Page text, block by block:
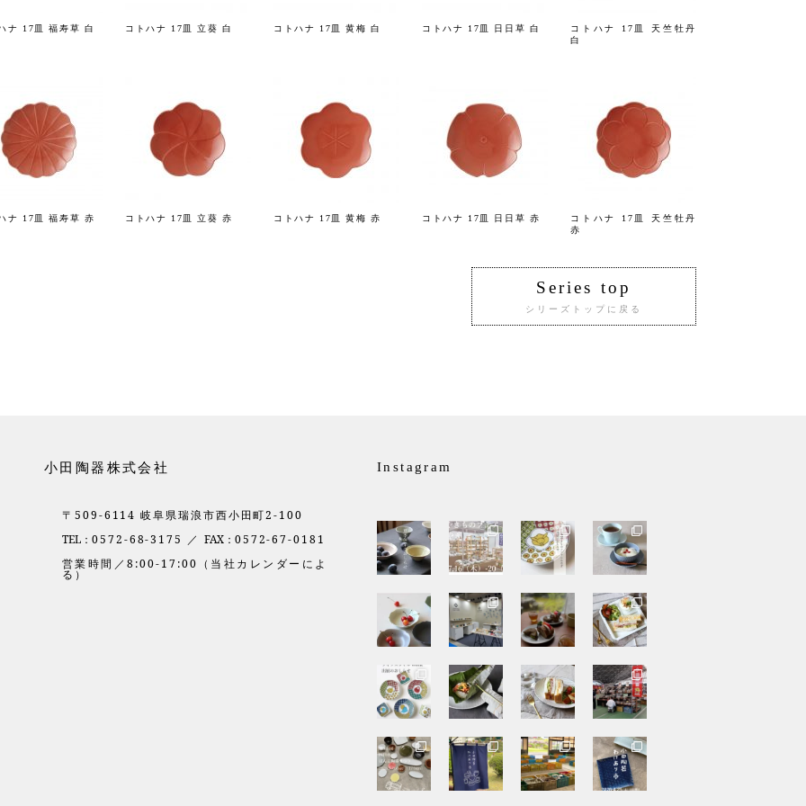
ナ 17皿 福寿草 白 コトハナ 17皿 立葵 白 コトハナ 17皿 黄梅 白 コトハナ 17皿 日日草 白
コトハナ 17皿 天竺牡丹
白
ナ 17皿 福寿草 赤 コトハナ 17皿 立葵 赤 コトハナ 17皿 黄梅 赤 コトハナ 17皿 日日草 赤
コトハナ 17皿 天竺牡丹
赤
Series top
シリーズトップに戻る
小田陶器株式会社
〒509-6114 岐阜県瑞浪市西小田町2-100
TEL： 0572-68-3175 ／ FAX： 0572-67-0181
営業時間／8:00-17:00（当社カレンダーによ
る）
Instagram